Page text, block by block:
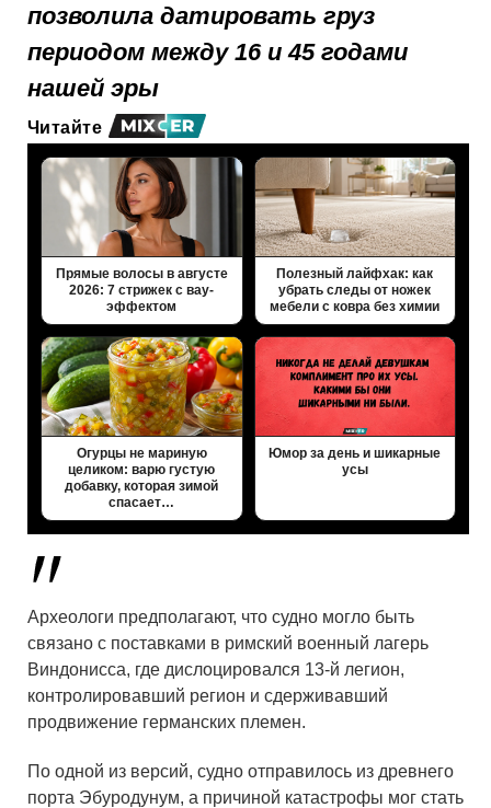
позволила датировать груз
периодом между 16 и 45 годами
нашей эры
Читайте
Прямые волосы в августе
2026: 7 стрижек с вау-
эффектом
Полезный лайфхак: как
убрать следы от ножек
мебели с ковра без химии
Огурцы не мариную
целиком: варю густую
добавку, которая зимой
спасает…
Юмор за день и шикарные
усы
Археологи предполагают, что судно могло быть
связано с поставками в римский военный лагерь
Виндонисса, где дислоцировался 13-й легион,
контролировавший регион и сдерживавший
продвижение германских племен.
По одной из версий, судно отправилось из древнего
порта Эбуродунум, а причиной катастрофы мог стать